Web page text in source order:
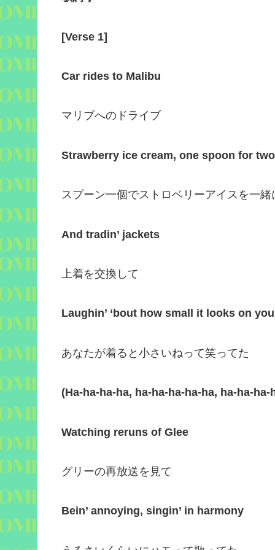
[Verse 1]
Car rides to Malibu
マリブへのドライブ
Strawberry ice cream, one spoon for two
スプーン一個でストロベリーアイスを一緒
And tradin’ jackets
上着を交換して
Laughin’ ‘bout how small it looks on you
あなたが着ると小さいねって笑ってた
(Ha-ha-ha-ha, ha-ha-ha-ha-ha, ha-ha-ha-
Watching reruns of Glee
グリーの再放送を見て
Bein’ annoying, singin’ in harmony